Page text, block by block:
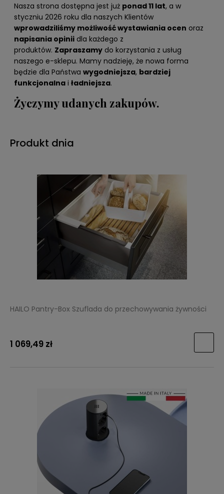
Nasza strona dostępna jest już ponad 11 lat, a w
styczniu 2026 roku dla naszych Klientów
wprowadziliśmy możliwość wystawiania ocen oraz
napisania opinii dla każdego z
produktów. Zapraszamy do korzystania z usług
naszego e-sklepu. Mamy nadzieję, że nowa forma
będzie dla Państwa wygodniejsza, bardziej
funkcjonalna i ładniejsza.
Życzymy udanych zakupów.
Produkt dnia
HAILO Pantry-Box Szuflada do przechowywania żywności
1 069,49 zł